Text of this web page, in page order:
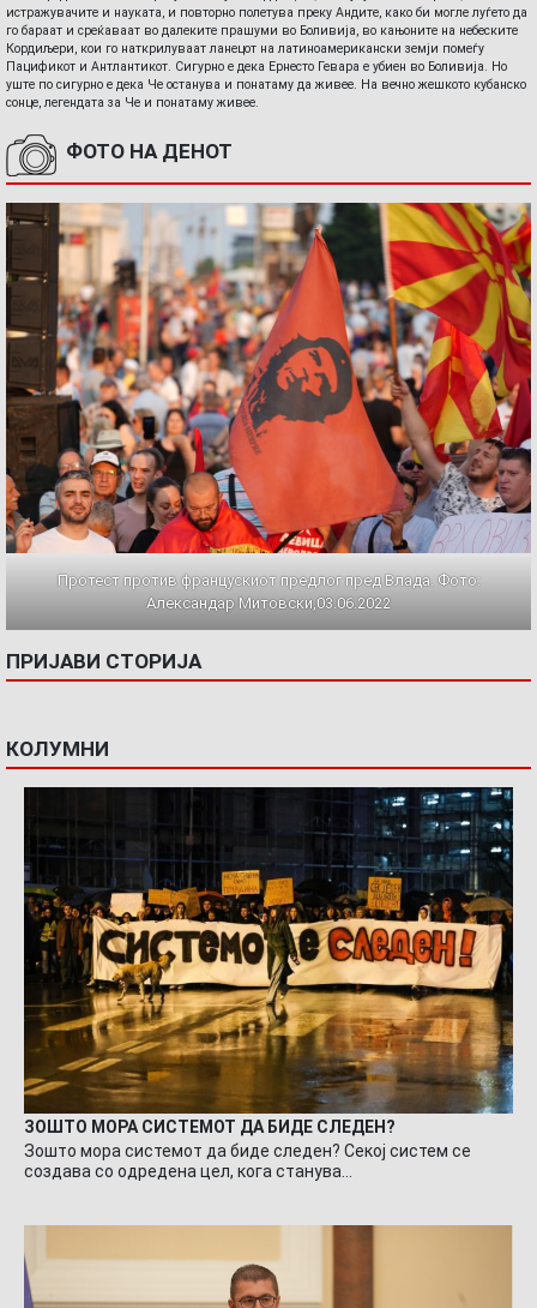
истражувачите и науката, и повторно полетува преку Андите, како би могле луѓето да
го бараат и среќаваат во далеките прашуми во Боливија, во кањоните на небеските
Кордиљери, кои го наткрилуваат ланецот на латиноамерикански земји помеѓу
Пацификот и Антлантикот. Сигурно е дека Ернесто Гевара е убиен во Боливија. Но
уште по сигурно е дека Че останува и понатаму да живее. На вечно жешкото кубанско
сонце, легендата за Че и понатаму живее.
ФОТО НА ДЕНОТ
Протест против францускиот предлог пред Влада. Фото:
Александар Митовски,03.06.2022
ПРИЈАВИ СТОРИЈА
КОЛУМНИ
ЗОШТО МОРА СИСТЕМОТ ДА БИДЕ СЛЕДЕН?
Зошто мора системот да биде следен? Секој систем се
создава со одредена цел, кога станува…